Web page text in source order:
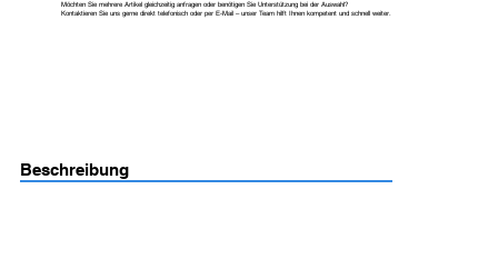
Möchten Sie mehrere Artikel gleichzeitig anfragen oder benötigen Sie Unterstützung bei der Auswahl?
Kontaktieren Sie uns gerne direkt telefonisch oder per E-Mail – unser Team hilft Ihnen kompetent und schnell weiter.
Beschreibung